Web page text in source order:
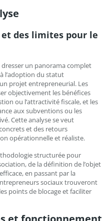
des limites pour le
dresser un panorama complet
l’adoption du statut
projet entrepreneurial. Les
objectivement les bénéfices
ou l’attractivité fiscale, et les
aux subventions ou les
Cette analyse se veut
et des retours
opérationnelle et réaliste.
structurée pour
de la définition de l’objet
en passant par la
sociaux trouveront
points de blocage et faciliter